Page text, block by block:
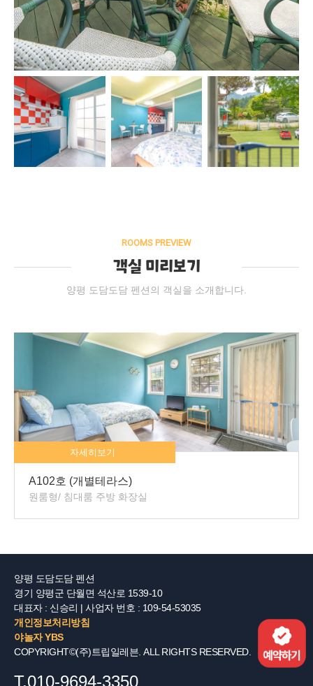
ROOMS PREVIEW
객실 미리보기
양평 도담도담 펜션의 객실을 소개합니다.
자세히보기
A102호 (개별테라스)
원룸형/ 침대룸 주방 화장실
양평 도담도담 펜션
경기 양평군 단월면 석산로 1539-10
대표자 : 신승리 | 사업자 번호 : 109-54-53035
개인정보처리방침
야놀자 YBS
COPYRIGHT©(주)트립일레븐. ALL RIGHTS RESERVED.
T.010-9694-3350